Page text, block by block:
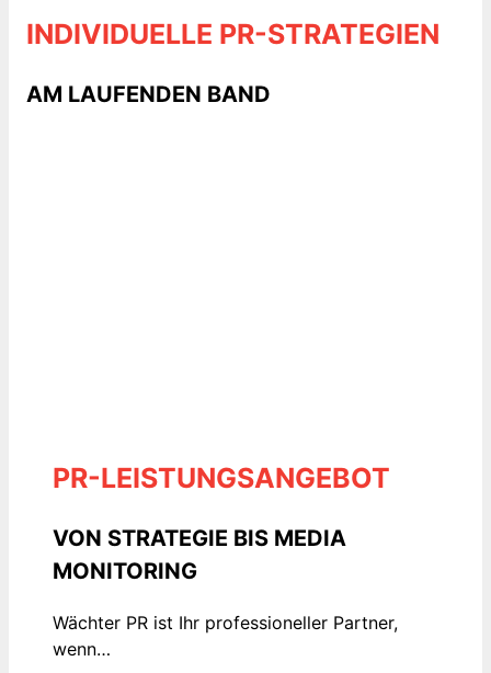
INDIVIDUELLE PR-STRATEGIEN
AM LAUFENDEN BAND
PR-LEISTUNGSANGEBOT
VON STRATEGIE BIS MEDIA
MONITORING
Wächter PR ist Ihr professioneller Partner,
wenn…